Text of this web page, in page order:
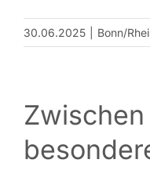
30.06.2025 Bonn/